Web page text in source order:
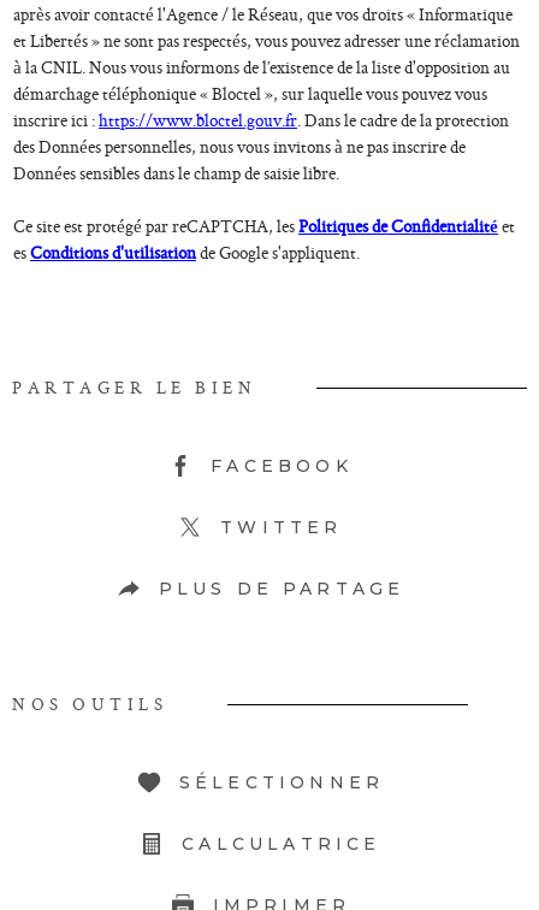
après avoir contacté l'Agence / le Réseau, que vos droits « Informatique
et Libertés » ne sont pas respectés, vous pouvez adresser une réclamation
à la CNIL. Nous vous informons de l’existence de la liste d'opposition au
démarchage téléphonique « Bloctel », sur laquelle vous pouvez vous
inscrire ici :https://www.bloctel.gouv.fr. Dans le cadre de la protection
des Données personnelles, nous vous invitons à ne pas inscrire de
Données sensibles dans le champ de saisie libre.
Ce site est protégé par reCAPTCHA, lesPolitiques de Confidentialitéet
esConditions d'utilisationde Google s'appliquent.
PARTAGER LE BIEN
FACEBOOK
TWITTER
PLUS DE PARTAGE
NOS OUTILS
SÉLECTIONNER
CALCULATRICE
IMPRIMER